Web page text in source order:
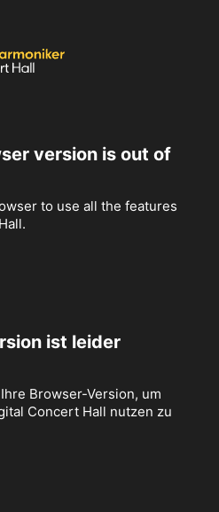
version is out of
to use all the features
ist leider
Browser-Version, um
Concert Hall nutzen zu